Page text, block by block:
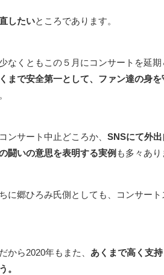
したいところであります。
なくともこの５月にコンサートを延期
まで安全第一として、ファン達の身
サート中止どころか、 SNSにて外
闘いの意思を表明する実例 も多々あり
に郷ひろみ氏側としても、コンサー
ら2020年もまた、 あくまで高く支
。